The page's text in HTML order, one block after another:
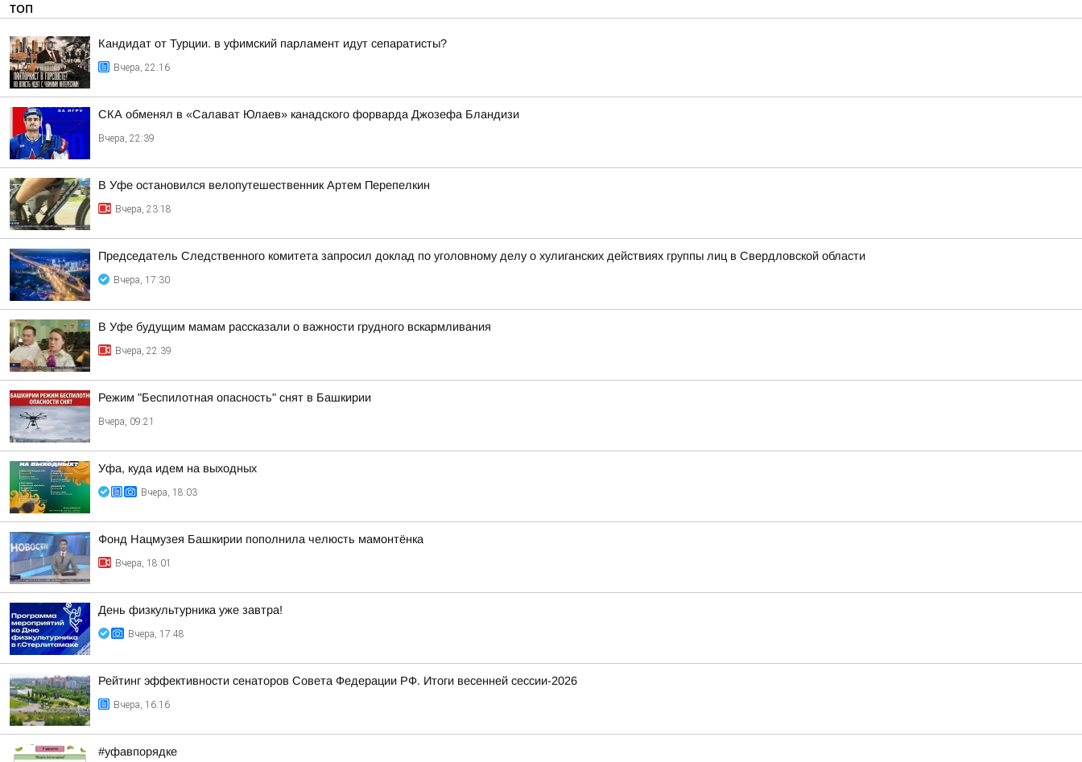
ТОП
Кандидат от Турции. в уфимский парламент идут сепаратисты?
Вчера, 22:16
СКА обменял в «Салават Юлаев» канадского форварда Джозефа Бландизи
Вчера, 22:39
В Уфе остановился велопутешественник Артем Перепелкин
Вчера, 23:18
Председатель Следственного комитета запросил доклад по уголовному делу о хулиганских действиях группы лиц в Свердловской области
Вчера, 17:30
В Уфе будущим мамам рассказали о важности грудного вскармливания
Вчера, 22:39
Режим "Беспилотная опасность" снят в Башкирии
Вчера, 09:21
Уфа, куда идем на выходных
Вчера, 18:03
Фонд Нацмузея Башкирии пополнила челюсть мамонтёнка
Вчера, 18:01
День физкультурника уже завтра!
Вчера, 17:48
Рейтинг эффективности сенаторов Совета Федерации РФ. Итоги весенней сессии-2026
Вчера, 16:16
#уфавпорядке